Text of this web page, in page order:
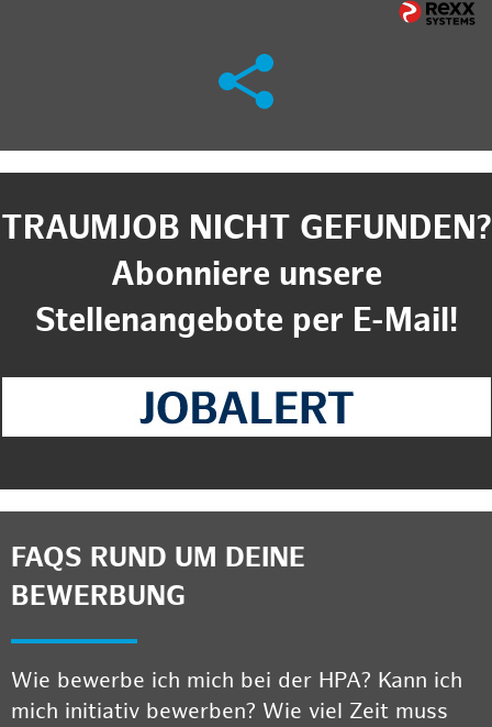
TRAUMJOB NICHT GEFUNDEN?
Abonniere unsere
Stellenangebote per E-Mail!
FAQS RUND UM DEINE
BEWERBUNG
Wie bewerbe ich mich bei der HPA? Kann ich
mich initiativ bewerben? Wie viel Zeit muss